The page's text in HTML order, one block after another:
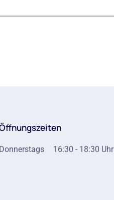
Donnerstags 16:30 - 18:30 Uhr